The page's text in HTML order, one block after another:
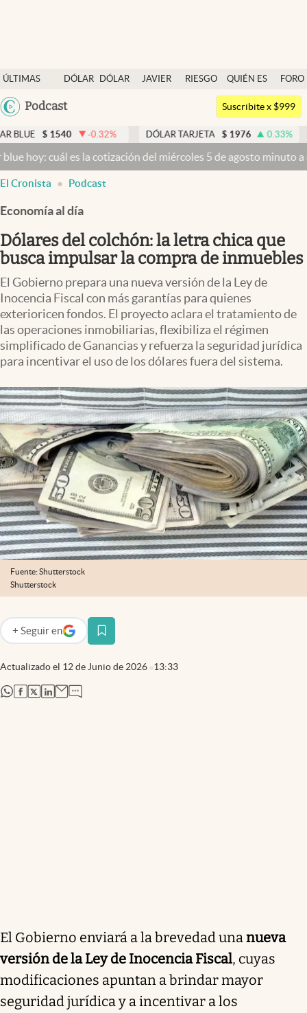
ÚLTIMAS
NOTICIAS
DÓLAR
DÓLAR
JAVIER
RIESGO
QUIÉN ES
QUIÉN
FORO
Argentina
México
Podcast
Dólar
Members
Economía y Política
Finanzas y Mercados
Mercados Online
Negocios
Columnistas
Otras secciones
Apertura
Infotechnology
Clase
Clima
Mundial 2026
Eventos Corporativos
El Cronista Studio
Mediakit
abre en nueva pestaña
Argentina
Suscribite x $999
1540 -0.32% DÓLAR TARJETA $ 1976 0.33% DÓLAR
es la cotización del miércoles 5 de agosto minuto a minuto
El Cronista Podcast
Economía al día
Dólares del colchón: la letra chica que
busca impulsar la compra de inmuebles
El Gobierno prepara una nueva versión de la Ley de
Inocencia Fiscal con más garantías para quienes
exterioricen fondos. El proyecto aclara el tratamiento de
las operaciones inmobiliarias, flexibiliza el régimen
simplificado de Ganancias y refuerza la seguridad jurídica
para incentivar el uso de los dólares fuera del sistema.
Fuente: Shutterstock
Shutterstock
Actualizado el 12 de Junio de 2026 13:33
+ Seguir en
abre en nueva pestaña
abre en nueva pestaña
abre en nueva pestaña
abre en nueva pestaña
abre en nueva pestaña
El Gobierno enviará a la brevedad unanueva
versión de la Ley de Inocencia Fiscal, cuyas
modificaciones apuntan a brindar mayor
seguridad jurídica y a incentivar a los